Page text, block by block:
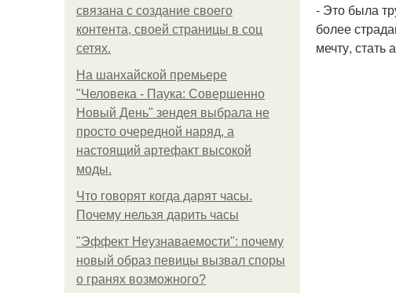
связана с создание своего
контента, своей страницы в соц
сетях.
На шанхайской премьере
"Человека - Паука: Совершенно
Новый День" зендея выбрала не
просто очередной наряд, а
настоящий артефакт высокой
моды.
Что говорят когда дарят часы.
Почему нельзя дарить часы
"Эффект Неузнаваемости": почему
новый образ певицы вызвал споры
о гранях возможного?
- Это была
более
мечту, стать